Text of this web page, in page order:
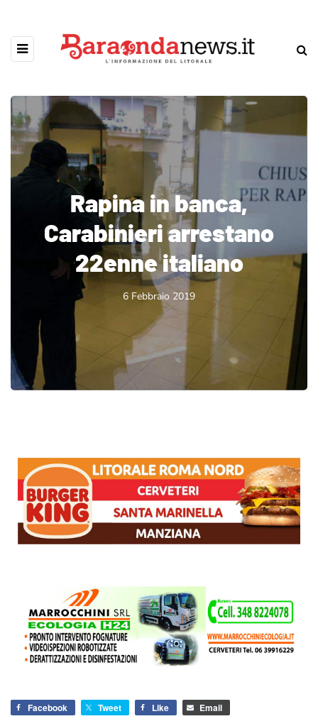
Rapina in banca,
Carabinieri arrestano
22enne italiano
6 Febbraio 2019
Facebook Tweet Like Email